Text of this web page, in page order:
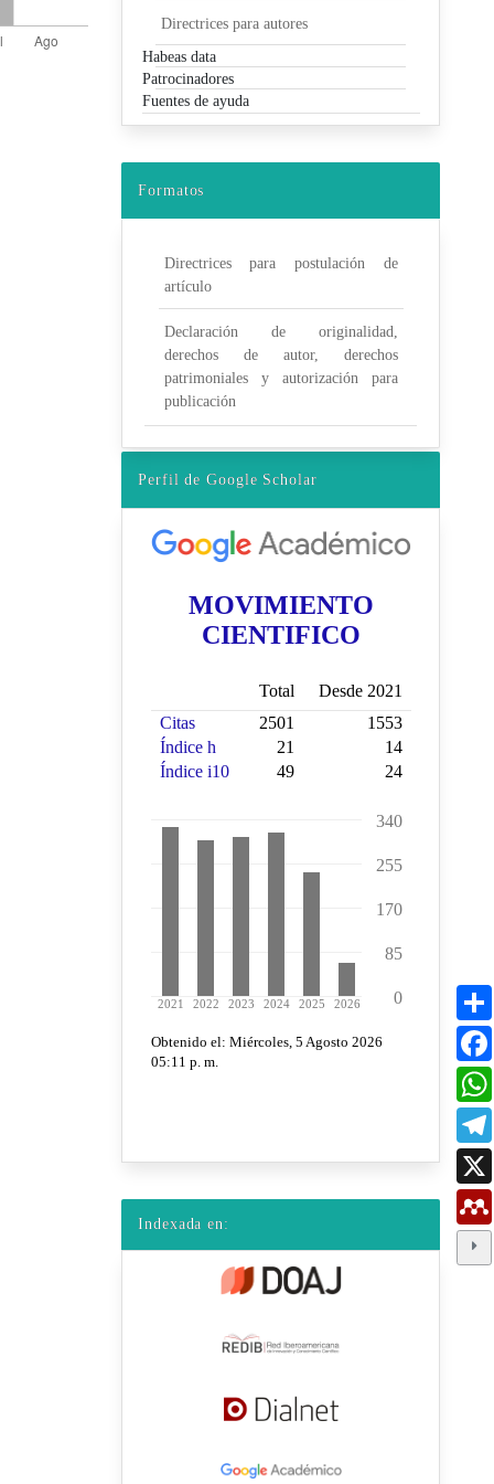
Directrices para autores
Habeas data
Patrocinadores
Fuentes de ayuda
Formatos
Directrices para postulación de
artículo
Declaración de originalidad,
derechos de autor, derechos
patrimoniales y autorización para
publicación
Perfil de Google Scholar
Indexada en: